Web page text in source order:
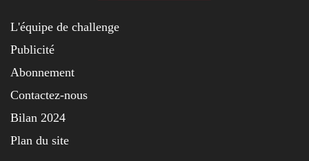
L'équipe de challenge
Publicité
Abonnement
Contactez-nous
Bilan 2024
Plan du site